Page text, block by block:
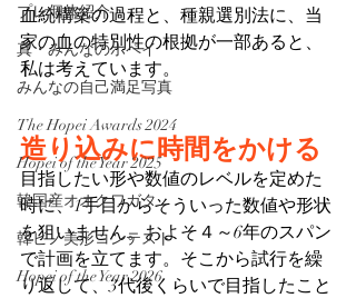
プレ個体紹介
真・みんなのホペイ
みんなの自己満足写真
The Hopei Awards 2024
Hopei of the Year 2025
韓国産オオクワガタ
韓ビノ美形コンテスト
Hopei of the Year 2026
血統構築の過程と、種親選別法に、当
家の血の特別性の根拠が一部あると、
私は考えています。
造り込みに時間をかける
目指したい形や数値のレベルを定めた
時に、1手目からそういった数値や形状
を狙いません。およそ４～6年のスパン
で計画を立てます。そこから試行を繰
り返して、3代後くらいで目指したこと